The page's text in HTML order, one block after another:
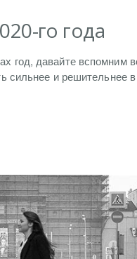
го года
год, давайте вспомним
сильнее и решительнее